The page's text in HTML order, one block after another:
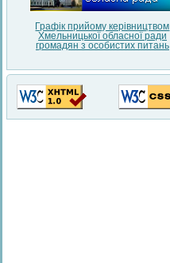
Графік прийому керівництвом
Хмельницької обласної ради
громадян з особистих питань